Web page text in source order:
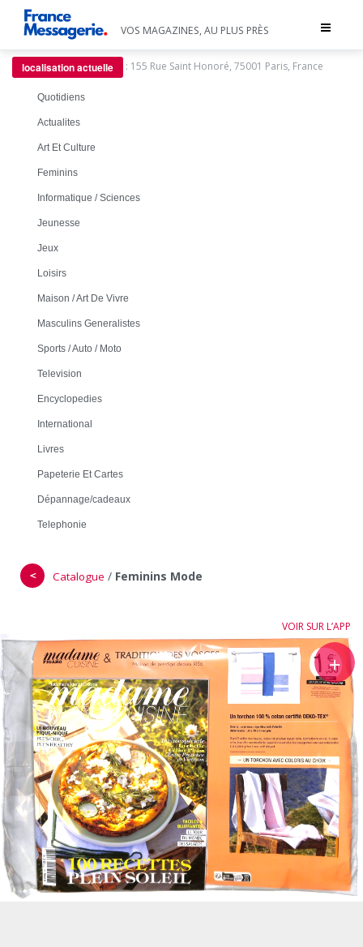
Toggle
VOS MAGAZINES, AU PLUS PRÈS
localisation actuelle : 155 Rue Saint Honoré, 75001 Paris, France
Quotidiens
Actualites
Art Et Culture
Feminins
Informatique / Sciences
Jeunesse
Jeux
Loisirs
Maison / Art De Vivre
Masculins Generalistes
Sports / Auto / Moto
Television
Encyclopedies
International
Livres
Papeterie Et Cartes
Dépannage/cadeaux
Telephonie
＜ Catalogue / Feminins Mode
VOIR SUR L’APP
＋